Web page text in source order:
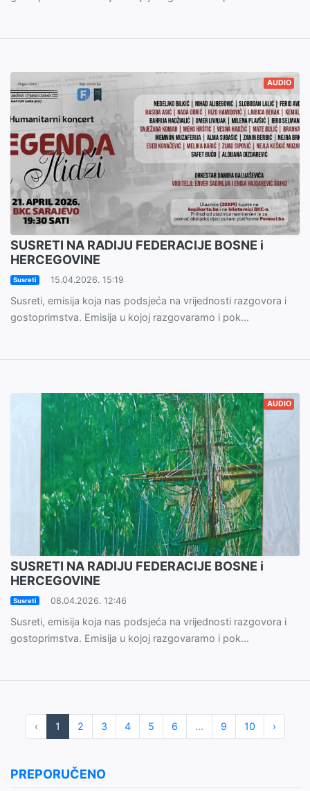
AUDIO
SUSRETI NA RADIJU FEDERACIJE BOSNE i
HERCEGOVINE
Susreti 15.04.2026. 15:19
Susreti, emisija koja nas podsjeća na vrijednosti razgovora i
gostoprimstva. Emisija u kojoj razgovaramo i pok...
AUDIO
SUSRETI NA RADIJU FEDERACIJE BOSNE i
HERCEGOVINE
Susreti 08.04.2026. 12:46
Susreti, emisija koja nas podsjeća na vrijednosti razgovora i
gostoprimstva. Emisija u kojoj razgovaramo i pok...
‹ 1 2 3 4 5 6 ... 9 10 ›
PREPORUČENO